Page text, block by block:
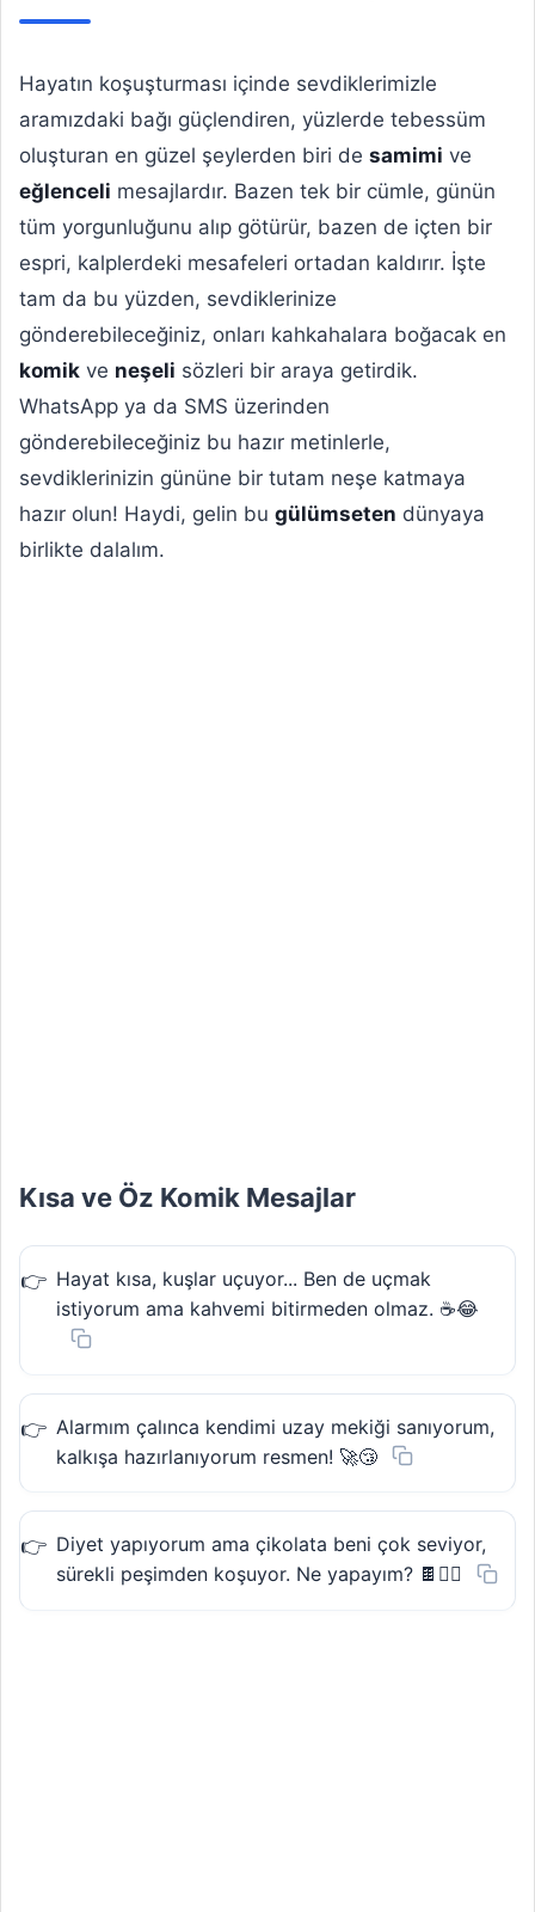
Hayatın koşuşturması içinde sevdiklerimizle
aramızdaki bağı güçlendiren, yüzlerde tebessüm
oluşturan en güzel şeylerden biri de samimi ve
eğlenceli mesajlardır. Bazen tek bir cümle, günün
tüm yorgunluğunu alıp götürür, bazen de içten bir
espri, kalplerdeki mesafeleri ortadan kaldırır. İşte
tam da bu yüzden, sevdiklerinize
gönderebileceğiniz, onları kahkahalara boğacak en
komik ve neşeli sözleri bir araya getirdik.
WhatsApp ya da SMS üzerinden
gönderebileceğiniz bu hazır metinlerle,
sevdiklerinizin gününe bir tutam neşe katmaya
hazır olun! Haydi, gelin bu gülümseten dünyaya
birlikte dalalım.
Kısa ve Öz Komik Mesajlar
Hayat kısa, kuşlar uçuyor... Ben de uçmak
istiyorum ama kahvemi bitirmeden olmaz. ☕😂
Alarmım çalınca kendimi uzay mekiği sanıyorum,
kalkışa hazırlanıyorum resmen! 🚀😴
Diyet yapıyorum ama çikolata beni çok seviyor,
sürekli peşimden koşuyor. Ne yapayım? 🍫🤷‍♀️